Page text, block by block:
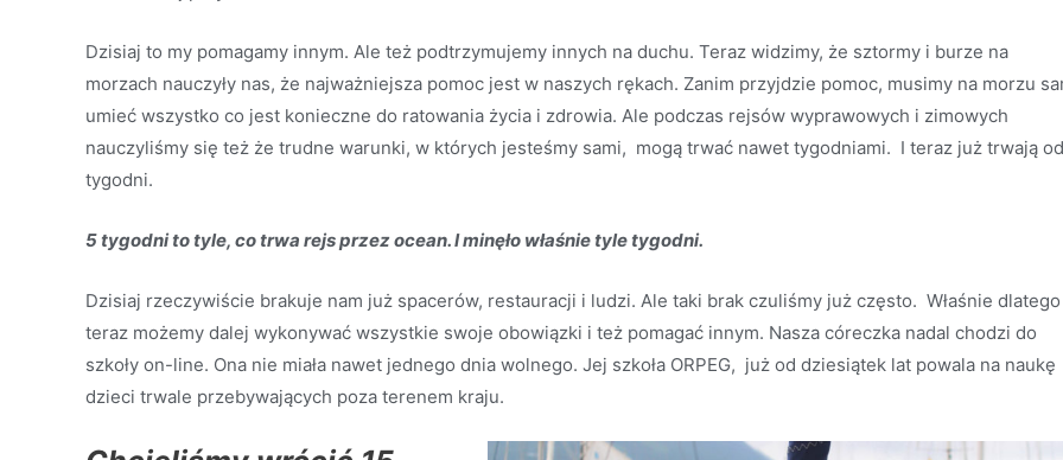
Dzisiaj to my pomagamy innym. Ale też podtrzymujemy innych na duchu. Teraz widzimy, że sztormy i burze na
morzach nauczyły nas, że najważniejsza pomoc jest w naszych rękach. Zanim przyjdzie pomoc, musimy na morzu
umieć wszystko co jest konieczne do ratowania życia i zdrowia. Ale podczas rejsów wyprawowych i zimowych
nauczyliśmy się też że trudne warunki, w których jesteśmy sami, mogą trwać nawet tygodniami. I teraz już trwają
tygodni.
5 tygodni to tyle, co trwa rejs przez ocean. I minęło właśnie tyle tygodni.
Dzisiaj rzeczywiście brakuje nam już spacerów, restauracji i ludzi. Ale taki brak czuliśmy już często. Właśnie dlatego
teraz możemy dalej wykonywać wszystkie swoje obowiązki i też pomagać innym. Nasza córeczka nadal chodzi do
szkoły on-line. Ona nie miała nawet jednego dnia wolnego. Jej szkoła ORPEG, już od dziesiątek lat powala na naukę
dzieci trwale przebywających poza terenem kraju.